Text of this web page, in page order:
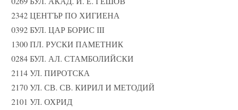
2342 ЦЕНТЪР ПО ХИГИЕНА
0392 БУЛ. ЦАР БОРИС ІІІ
1300 ПЛ. РУСКИ ПАМЕТНИК
0284 БУЛ. АЛ. СТАМБОЛИЙСКИ
2114 УЛ. ПИРОТСКА
2170 УЛ. СВ. СВ. КИРИЛ И МЕТОДИЙ
2101 УЛ. ОХРИД